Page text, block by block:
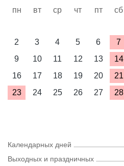
пн вт ср чт пт сб
2
3 4 5 6 7
9
10 11 12 13 14
16
17 18 19 20 21
23
24 25 26 27 28
Календарных дней
Выходных и праздничных